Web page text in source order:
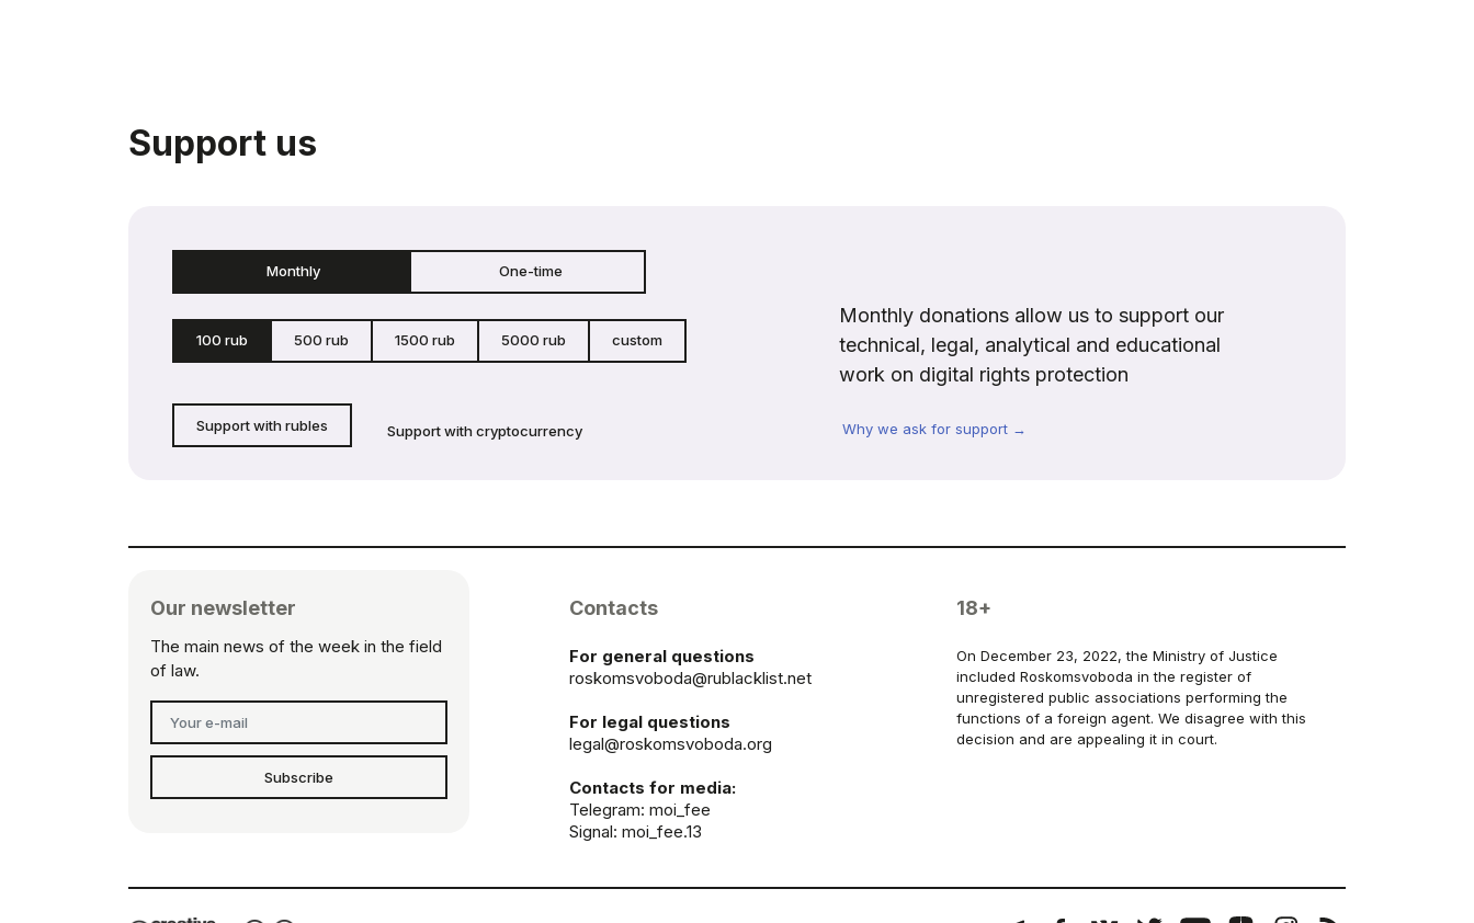
Support us
Monthly One-time
100 rub 500 rub 1500 rub 5000 rub custom
Support with rubles Support with cryptocurrency
Monthly donations allow us to support our
technical, legal, analytical and educational
work on digital rights protection
Why we ask for support →
Our newsletter
The main news of the week in the field
of law.
Subscribe
Contacts
For general questions
roskomsvoboda@rublacklist.net
For legal questions
legal@roskomsvoboda.org
Contacts for media:
Telegram: moi_fee
Signal: moi_fee.13
18+
On December 23, 2022, the Ministry of Justice
included Roskomsvoboda in the register of
unregistered public associations performing the
functions of a foreign agent. We disagree with this
decision and are appealing it in court.